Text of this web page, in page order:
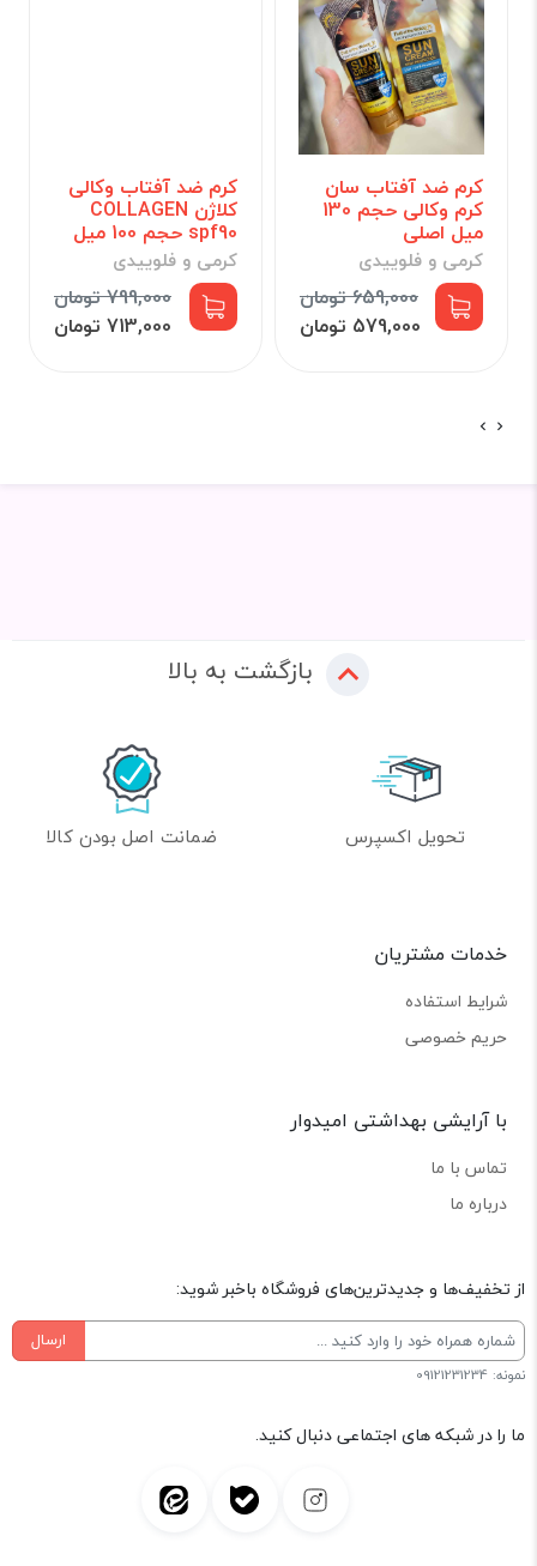
کرم ضد آفتاب سان
کرم وکالی حجم 130
میل اصلی
کرمی و فلوییدی
659,000 تومان
579,000 تومان
کرم ضد آفتاب وکالی
کلاژن COLLAGEN
spf90 حجم 100 میل
کرمی و فلوییدی
799,000 تومان
713,000 تومان
بازگشت به بالا
تحویل اکسپرس ضمانت اصل بودن کالا
خدمات مشتریان
شرایط استفاده
حریم خصوصی
با آرایشی بهداشتی امیدوار
تماس با ما
درباره ما
از تخفیف‌ها و جدیدترین‌های فروشگاه باخبر شوید:
ارسال
نمونه: 09121231234
ما را در شبکه های اجتماعی دنبال کنید.